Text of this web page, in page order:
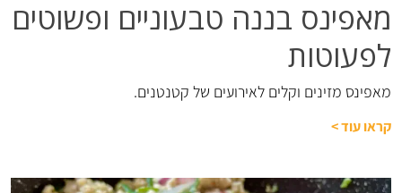
מאפינס בננה טבעוניים ופשוטים
לפעוטות
מאפינס מזינים וקלים לאירועים של קטנטנים.
קראו עוד>